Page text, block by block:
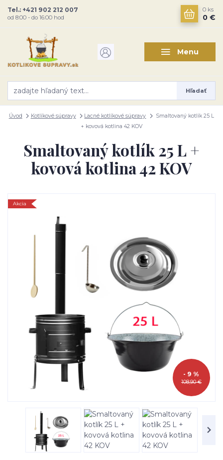
Menu
Hľadať
Tel.: +421 902 212 007
od 8:00 - do 16:00 hod
0 ks
0 €
Úvod Kotlíkové súpravy Lacné kotlíkové súpravy
Smaltovaný kotlík 25 L
+ kovová kotlina 42 KOV
Smaltovaný kotlík 25 L +
kovová kotlina 42 KOV
Akcia
108,90 €
- 9 %